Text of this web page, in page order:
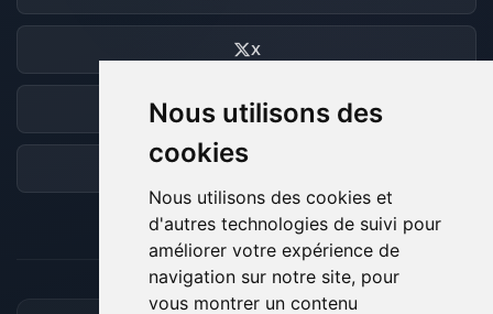
Nous utilisons des
cookies
Nous utilisons des cookies et
d'autres technologies de suivi pour
améliorer votre expérience de
navigation sur notre site, pour
vous montrer un contenu
X
Discord
Forum